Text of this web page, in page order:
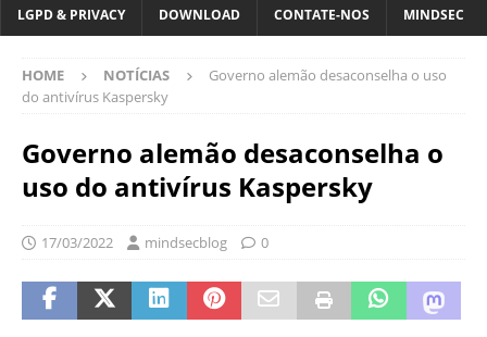
LGPD & PRIVACY DOWNLOAD CONTATE-NOS MINDSEC
HOME NOTÍCIAS
Governo alemão desaconselha o uso
do antivírus Kaspersky
Governo alemão desaconselha o
uso do antivírus Kaspersky
17/03/2022 mindsecblog 0